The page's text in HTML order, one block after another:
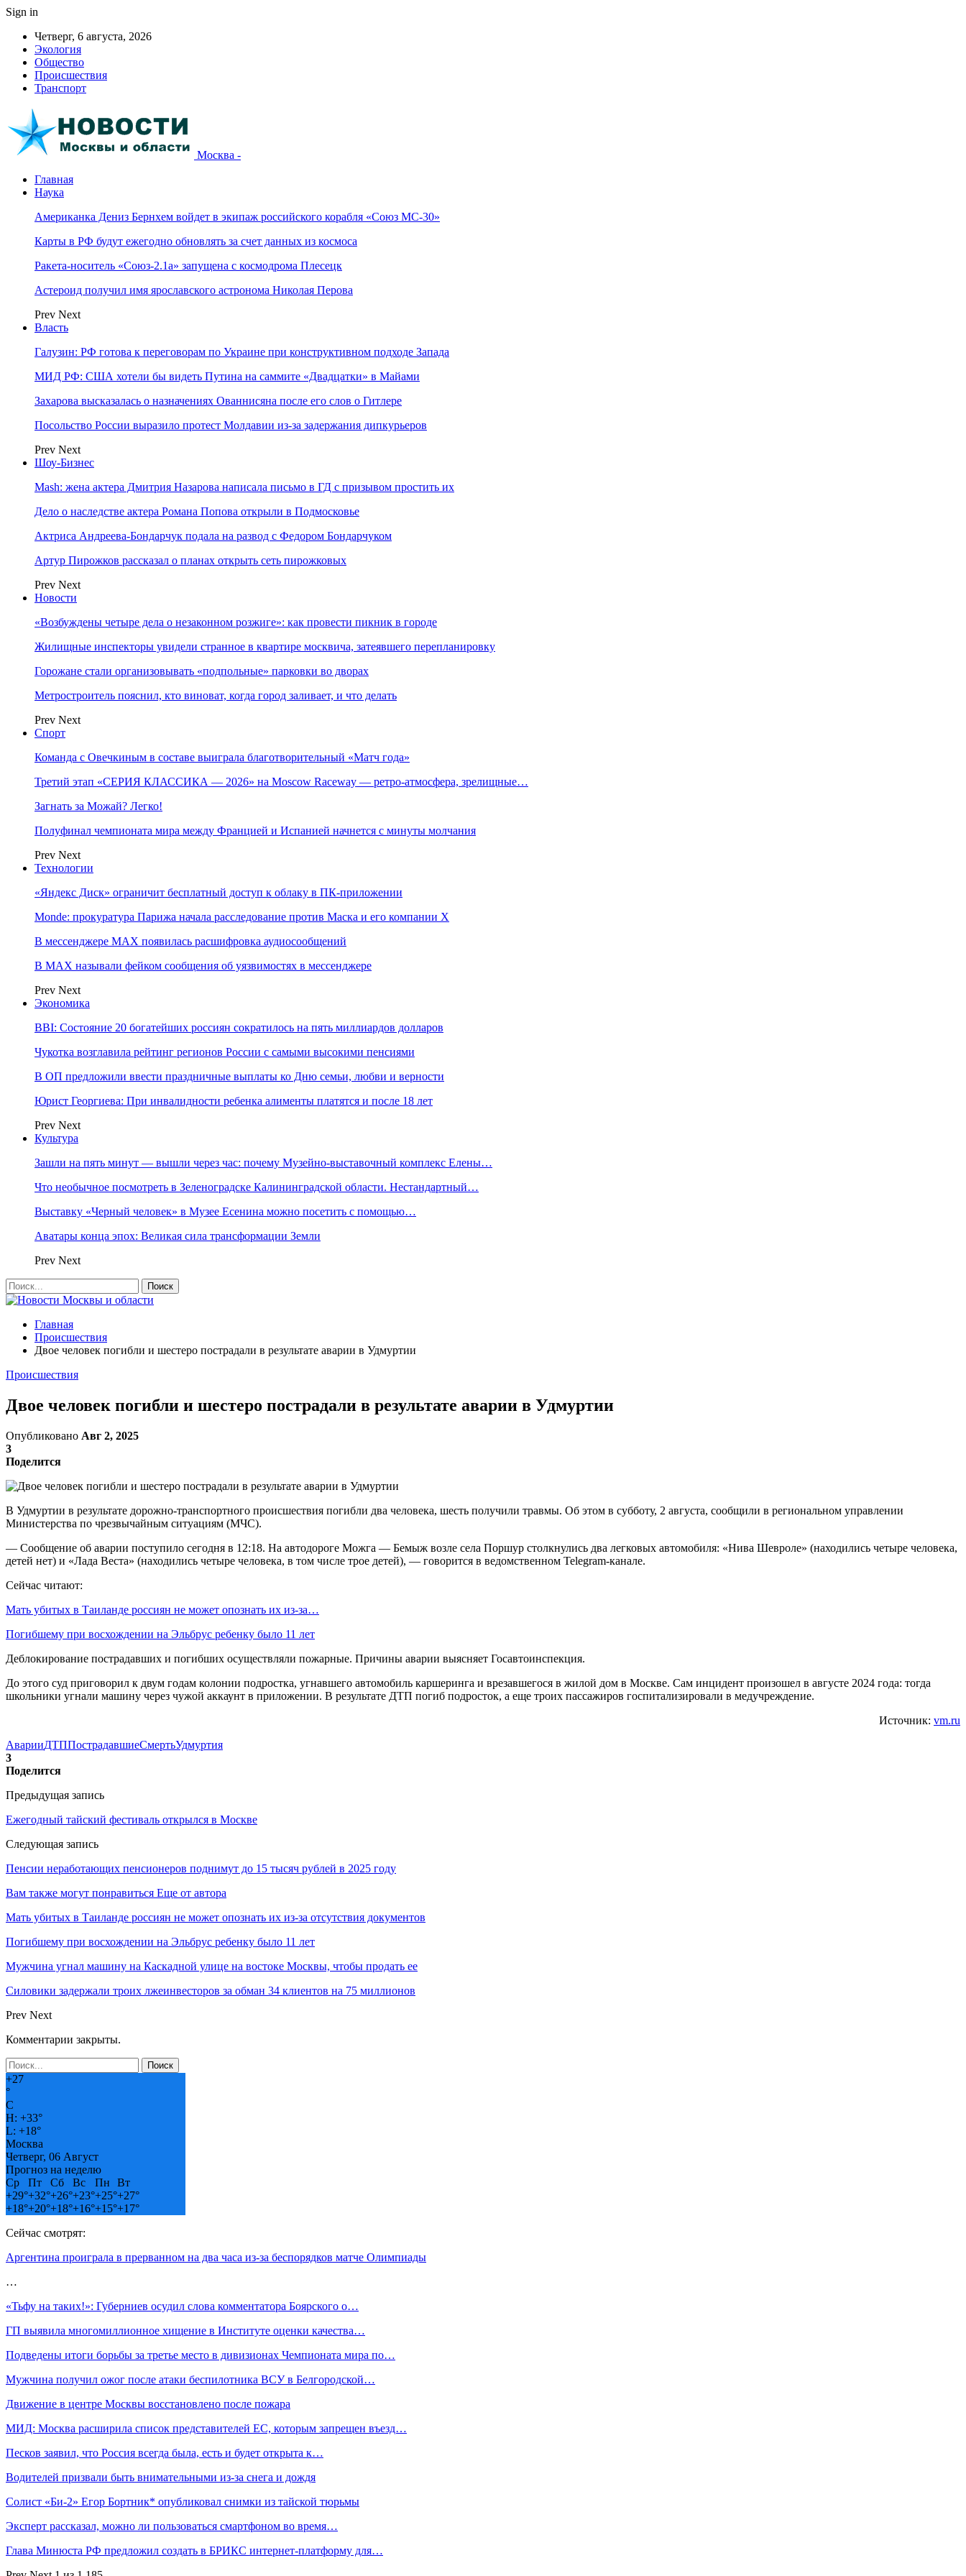
Sign in
Четверг, 6 августа, 2026
Экология
Общество
Происшествия
Транспорт
Москва -
Главная
Наука
Американка Дениз Бернхем войдет в экипаж российского корабля «Союз МС-30»
Карты в РФ будут ежегодно обновлять за счет данных из космоса
Ракета-носитель «Союз-2.1а» запущена с космодрома Плесецк
Астероид получил имя ярославского астронома Николая Перова
Prev Next
Власть
Галузин: РФ готова к переговорам по Украине при конструктивном подходе Запада
МИД РФ: США хотели бы видеть Путина на саммите «Двадцатки» в Майами
Захарова высказалась о назначениях Ованнисяна после его слов о Гитлере
Посольство России выразило протест Молдавии из-за задержания дипкурьеров
Prev Next
Шоу-Бизнес
Mash: жена актера Дмитрия Назарова написала письмо в ГД с призывом простить их
Дело о наследстве актера Романа Попова открыли в Подмосковье
Актриса Андреева-Бондарчук подала на развод с Федором Бондарчуком
Артур Пирожков рассказал о планах открыть сеть пирожковых
Prev Next
Новости
«Возбуждены четыре дела о незаконном розжиге»: как провести пикник в городе
Жилищные инспекторы увидели странное в квартире москвича, затеявшего перепланировку
Горожане стали организовывать «подпольные» парковки во дворах
Метростроитель пояснил, кто виноват, когда город заливает, и что делать
Prev Next
Спорт
Команда с Овечкиным в составе выиграла благотворительный «Матч года»
Третий этап «СЕРИЯ КЛАССИКА — 2026» на Moscow Raceway — ретро‑атмосфера, зрелищные…
Загнать за Можай? Легко!
Полуфинал чемпионата мира между Францией и Испанией начнется с минуты молчания
Prev Next
Технологии
«Яндекс Диск» ограничит бесплатный доступ к облаку в ПК-приложении
Monde: прокуратура Парижа начала расследование против Маска и его компании X
В мессенджере MAX появилась расшифровка аудиосообщений
В МAX называли фейком сообщения об уязвимостях в мессенджере
Prev Next
Экономика
BBI: Состояние 20 богатейших россиян сократилось на пять миллиардов долларов
Чукотка возглавила рейтинг регионов России с самыми высокими пенсиями
В ОП предложили ввести праздничные выплаты ко Дню семьи, любви и верности
Юрист Георгиева: При инвалидности ребенка алименты платятся и после 18 лет
Prev Next
Культура
Зашли на пять минут — вышли через час: почему Музейно-выставочный комплекс Елены…
Что необычное посмотреть в Зеленоградске Калининградской области. Нестандартный…
Выставку «Черный человек» в Музее Есенина можно посетить с помощью…
Аватары конца эпох: Великая сила трансформации Земли
Prev Next
Главная
Происшествия
Двое человек погибли и шестеро пострадали в результате аварии в Удмуртии
Происшествия
Двое человек погибли и шестеро пострадали в результате аварии в Удмуртии
Опубликовано Авг 2, 2025
3
Поделится
В Удмуртии в результате дорожно-транспортного происшествия погибли два человека, шесть получили травмы. Об этом в субботу, 2 августа, сообщили в региональном управлении
Министерства по чрезвычайным ситуациям (МЧС).
— Сообщение об аварии поступило сегодня в 12:18. На автодороге Можга — Бемыж возле села Поршур столкнулись два легковых автомобиля: «Нива Шевроле» (находились четыре человека,
детей нет) и «Лада Веста» (находились четыре человека, в том числе трое детей), — говорится в ведомственном Telegram-канале.
Сейчас читают:
Мать убитых в Таиланде россиян не может опознать их из-за…
Погибшему при восхождении на Эльбрус ребенку было 11 лет
Деблокирование пострадавших и погибших осуществляли пожарные. Причины аварии выясняет Госавтоинспекция.
До этого суд приговорил к двум годам колонии подростка, угнавшего автомобиль каршеринга и врезавшегося в жилой дом в Москве. Сам инцидент произошел в августе 2024 года: тогда
школьники угнали машину через чужой аккаунт в приложении. В результате ДТП погиб подросток, а еще троих пассажиров госпитализировали в медучреждение.
Источник: vm.ru
АварииДТППострадавшиеСмертьУдмуртия
3
Поделится
Предыдущая запись
Ежегодный тайский фестиваль открылся в Москве
Следующая запись
Пенсии неработающих пенсионеров поднимут до 15 тысяч рублей в 2025 году
Вам также могут понравиться Еще от автора
Мать убитых в Таиланде россиян не может опознать их из-за отсутствия документов
Погибшему при восхождении на Эльбрус ребенку было 11 лет
Мужчина угнал машину на Каскадной улице на востоке Москвы, чтобы продать ее
Силовики задержали троих лжеинвесторов за обман 34 клиентов на 75 миллионов
Prev Next
Комментарии закрыты.
+27
°
C
H: +33°
L: +18°
Москва
Четверг, 06 Август
Прогноз на неделю
Ср
Пт Сб Вс Пн
Вт
+29°+32°+26°+23°+25°+27°
+18°+20°+18°+16°+15°+17°
Сейчас смотрят:
Аргентина проиграла в прерванном на два часа из-за беспорядков матче Олимпиады
…
«Тьфу на таких!»: Губерниев осудил слова комментатора Боярского о…
ГП выявила многомиллионное хищение в Институте оценки качества…
Подведены итоги борьбы за третье место в дивизионах Чемпионата мира по…
Мужчина получил ожог после атаки беспилотника ВСУ в Белгородской…
Движение в центре Москвы восстановлено после пожара
МИД: Москва расширила список представителей ЕС, которым запрещен въезд…
Песков заявил, что Россия всегда была, есть и будет открыта к…
Водителей призвали быть внимательными из-за снега и дождя
Солист «Би-2» Егор Бортник* опубликовал снимки из тайской тюрьмы
Эксперт рассказал, можно ли пользоваться смартфоном во время…
Глава Минюста РФ предложил создать в БРИКС интернет-платформу для…